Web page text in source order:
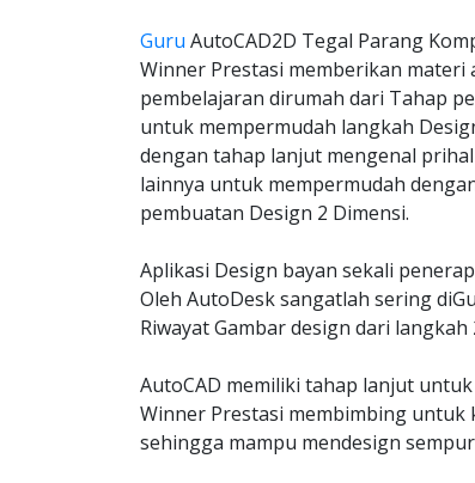
Guru AutoCAD2D Tegal Parang
Winner Prestasi memberikan materi
pembelajaran dirumah dari Tahap
untuk mempermudah langkah
dengan tahap lanjut mengenal
lainnya untuk mempermudah
pembuatan Design 2 Dimensi.
Aplikasi Design bayan sekali
Oleh AutoDesk sangatlah sering
Riwayat Gambar design dari
AutoCAD memiliki tahap lanjut
Winner Prestasi membimbing
sehingga mampu mendesign